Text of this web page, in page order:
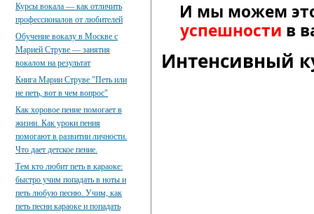
И мы можем
успешности в
Интенсивный
Курсы вокала — как отличить
профессионалов от любителей
Обучение вокалу в Москве с
Марией Струве — занятия
вокалом на результат
Книга Марии Струве "Петь или
не петь, вот в чем вопрос"
Как хоровое пение помогает в
жизни. Как уроки пения
помогают в развитии личности.
Что дает детское пение.
Тем кто любит петь в караоке:
быстро учим попадать в ноты и
петь любую песню. Учим, как
петь песни караоке и попадать